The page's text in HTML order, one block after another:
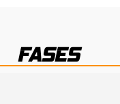
FASES